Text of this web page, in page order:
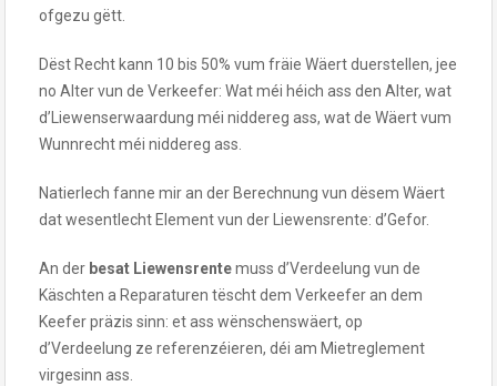
ofgezu gëtt.
Dëst Recht kann 10 bis 50% vum fräie Wäert duerstellen, jee
no Alter vun de Verkeefer: Wat méi héich ass den Alter, wat
d’Liewenserwaardung méi niddereg ass, wat de Wäert vum
Wunnrecht méi niddereg ass.
Natierlech fanne mir an der Berechnung vun dësem Wäert
dat wesentlecht Element vun der Liewensrente: d’Gefor.
An der besat Liewensrentemuss d’Verdeelung vun de
Käschten a Reparaturen tëscht dem Verkeefer an dem
Keefer präzis sinn: et ass wënschenswäert, op
d’Verdeelung ze referenzéieren, déi am Mietreglement
virgesinn ass.